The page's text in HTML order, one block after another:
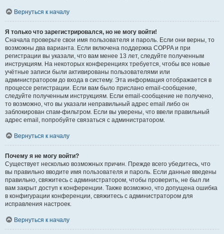
Вернуться к началу
Я только что зарегистрировался, но не могу войти!
Сначала проверьте свои имя пользователя и пароль. Если они верны, то
возможны два варианта. Если включена поддержка COPPA и при
регистрации вы указали, что вам менее 13 лет, следуйте полученным
инструкциям. На некоторых конференциях требуется, чтобы все новые
учётные записи были активированы пользователями или
администратором до входа в систему. Эта информация отображается в
процессе регистрации. Если вам было прислано email-сообщение,
следуйте полученным инструкциям. Если email-сообщение не получено,
то возможно, что вы указали неправильный адрес email либо он
заблокирован спам-фильтром. Если вы уверены, что ввели правильный
адрес email, попробуйте связаться с администратором.
Вернуться к началу
Почему я не могу войти?
Существует несколько возможных причин. Прежде всего убедитесь, что
вы правильно вводите имя пользователя и пароль. Если данные введены
правильно, свяжитесь с администратором, чтобы проверить, не был ли
вам закрыт доступ к конференции. Также возможно, что допущена ошибка
в конфигурации конференции, свяжитесь с администратором для
исправления настроек.
Вернуться к началу